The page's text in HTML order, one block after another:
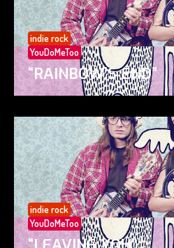
indie rock
YouDoMeToo
“RAINBOW’S END”
indie rock
YouDoMeToo